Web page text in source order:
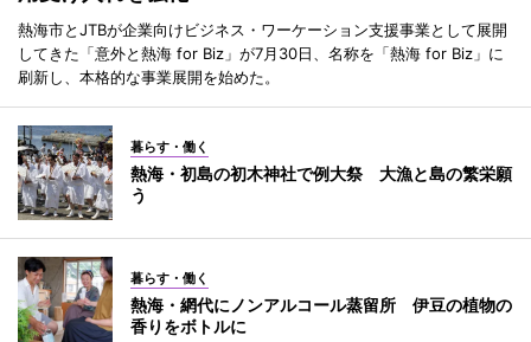
熱海市とJTBが企業向けビジネス・ワーケーション支援事業として展開
してきた「意外と熱海 for Biz」が7月30日、名称を「熱海 for Biz」に
刷新し、本格的な事業展開を始めた。
暮らす・働く
熱海・初島の初木神社で例大祭 大漁と島の繁栄願
う
暮らす・働く
熱海・網代にノンアルコール蒸留所 伊豆の植物の
香りをボトルに